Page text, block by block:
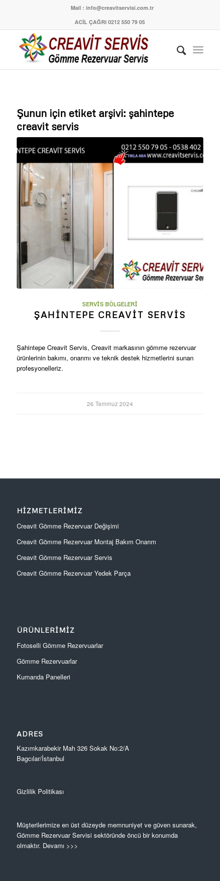
Mail : info@creavitservisi.com.tr
ACİL ÇAĞRI 0212 550 79 05
Şunun için etiket arşivi: şahintepe
creavit servis
SERVIS BÖLGELERI
ŞAHINTEPE CREAVIT SERVIS
Şahintepe Creavit Servis, Creavit markasının gömme rezervuar
ürünlerinin bakımı, onarımı ve teknik destek hizmetlerini sunan
profesyonelleriz.
26 Temmuz 2024
HIZMETLERIMIZ
Creavit Gömme Rezervuar Değişimi
Creavit Gömme Rezervuar Montaj Bakım Onarım
Creavit Gömme Rezervuar Servis
Creavit Gömme Rezervuar Yedek Parça
ÜRÜNLERIMIZ
Fotoselli Gömme Rezervuarlar
Gömme Rezervuarlar
Kumanda Panelleri
ADRES
Kazımkarabekir Mah 326 Sokak No:2/A
Bagcılar/İstanbul
Gizlilik Politikası
Müşterilerimize en üst düzeyde memnuniyet ve güven sunarak,
Gömme Rezervuar Servisi sektöründe öncü bir konumda
olmaktır. Devamı >>>